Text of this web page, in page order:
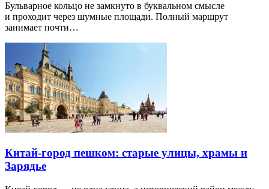
Бульварное кольцо не замкнуто в буквальном смысле
и проходит через шумные площади. Полный маршрут
занимает почти…
Китай-город пешком: старые улицы, храмы и
Зарядье